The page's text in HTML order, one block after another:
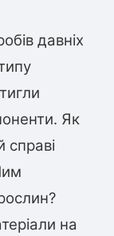
давніх
Як
справі
на